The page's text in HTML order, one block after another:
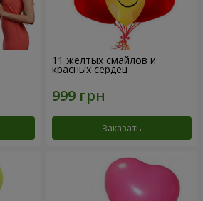
11 желтых смайлов и
красных сердец
Заказать